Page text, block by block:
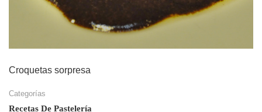
Croquetas sorpresa
Categorías
Recetas De Pastelería